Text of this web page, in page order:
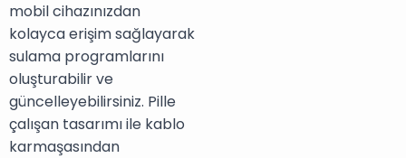
mobil cihazınızdan
kolayca erişim sağlayarak
sulama programlarını
oluşturabilir ve
güncelleyebilirsiniz. Pille
çalışan tasarımı ile kablo
karmaşasından